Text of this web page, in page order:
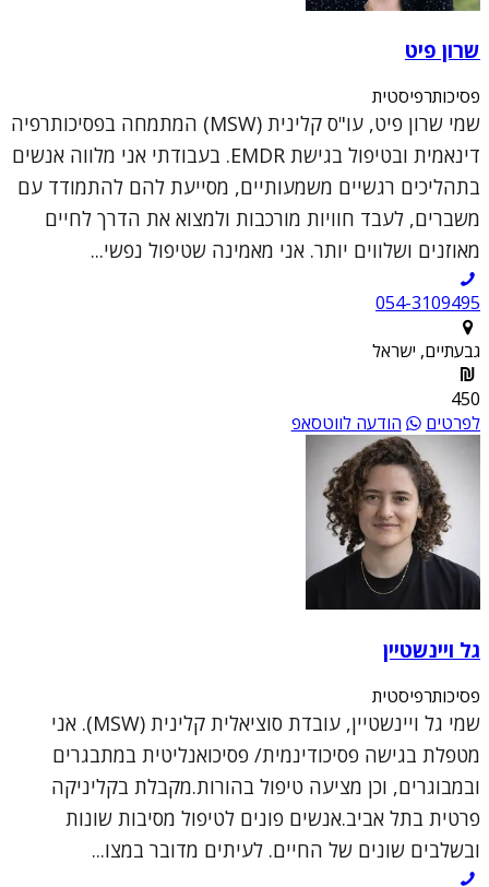
שרון פיט
פסיכותרפיסטית
שמי שרון פיט, עו"ס קלינית (MSW) המתמחה בפסיכותרפיה
דינאמית ובטיפול בגישת EMDR. בעבודתי אני מלווה אנשים
בתהליכים רגשיים משמעותיים, מסייעת להם להתמודד עם
משברים, לעבד חוויות מורכבות ולמצוא את הדרך לחיים
מאוזנים ושלווים יותר. אני מאמינה שטיפול נפשי...
054-3109495
גבעתיים, ישראל
450
לפרטים
הודעה לווטסאפ
גל ויינשטיין
פסיכותרפיסטית
שמי גל ויינשטיין, עובדת סוציאלית קלינית (MSW). אני
מטפלת בגישה פסיכודינמית/ פסיכואנליטית במתבגרים
ובמבוגרים, וכן מציעה טיפול בהורות.מקבלת בקליניקה
פרטית בתל אביב.אנשים פונים לטיפול מסיבות שונות
ובשלבים שונים של החיים. לעיתים מדובר במצו...